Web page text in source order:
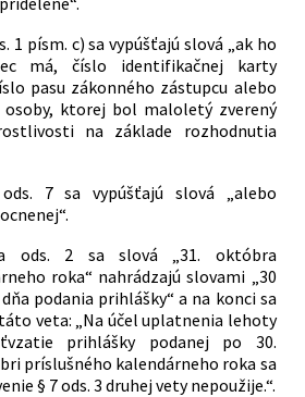
1 písm. c) sa vypúšťajú slová „ak ho
má, číslo identifikačnej karty
pasu zákonného zástupcu alebo
osoby, ktorej bol maloletý zverený
na základe rozhodnutia
7 sa vypúšťajú slová „alebo
ods. 2 sa slová „31. októbra
roka“ nahrádzajú slovami „30
podania prihlášky“ a na konci sa
veta: „Na účel uplatnenia lehoty
prihlášky podanej po 30.
príslušného kalendárneho roka sa
§ 7 ods. 3 druhej vety nepoužije.“.